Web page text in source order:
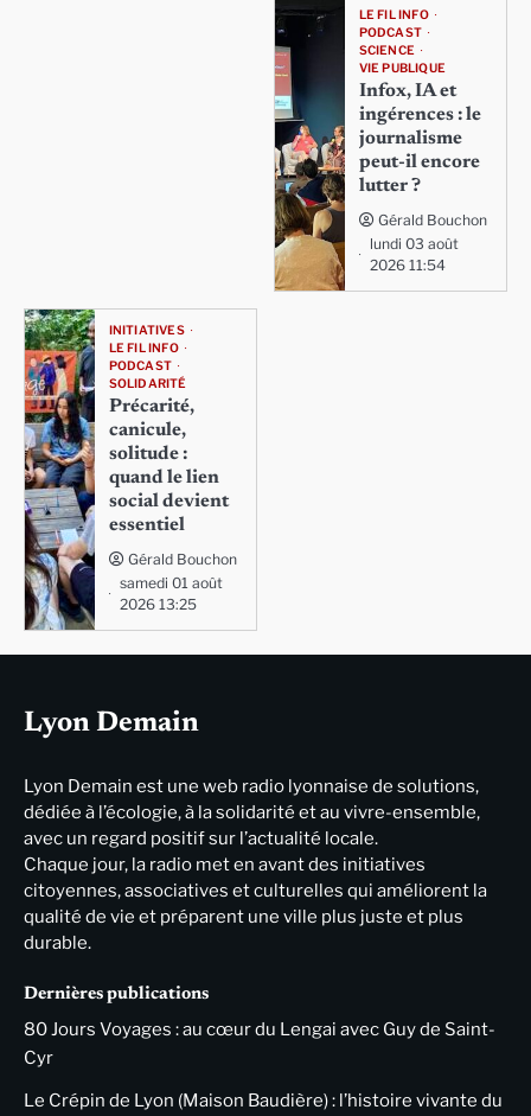
LE FIL INFO
PODCAST
SCIENCE
VIE PUBLIQUE
Infox, IA et
ingérences : le
journalisme
peut-il encore
lutter ?
Gérald Bouchon
lundi 03 août
2026 11:54
INITIATIVES
LE FIL INFO
PODCAST
SOLIDARITÉ
Précarité,
canicule,
solitude :
quand le lien
social devient
essentiel
Gérald Bouchon
samedi 01 août
2026 13:25
Lyon Demain
Lyon Demain est une web radio lyonnaise de solutions,
dédiée à l’écologie, à la solidarité et au vivre-ensemble,
avec un regard positif sur l’actualité locale.
Chaque jour, la radio met en avant des initiatives
citoyennes, associatives et culturelles qui améliorent la
qualité de vie et préparent une ville plus juste et plus
durable.
Dernières publications
80 Jours Voyages : au cœur du Lengai avec Guy de Saint-
Cyr
Le Crépin de Lyon (Maison Baudière) : l’histoire vivante du